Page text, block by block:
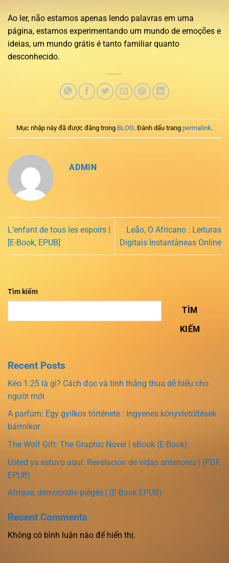
Ao ler, não estamos apenas lendo palavras em uma
página, estamos experimentando um mundo de emoções e
ideias, um mundo grátis é tanto familiar quanto
desconhecido.
Mục nhập này đã được đăng trong BLOG. Đánh dấu trang permalink.
ADMIN
L’enfant de tous les espoirs |
[E-Book, EPUB]
Leão, O Africano : Leituras
Digitais Instantâneas Online
Tìm kiếm
TÌM
KIẾM
Recent Posts
Kèo 1.25 là gì? Cách đọc và tính thắng thua dễ hiểu cho
người mới
A parfüm: Egy gyilkos története : Ingyenes könyvletöltések
bármikor
The Wolf Gift: The Graphic Novel | eBook (E-Book)
Usted ya estuvo aquí: Revelacion de vidas anteriores | (PDF,
EPUB)
Afrique, démocratie piégée | (E-Book EPUB)
Recent Comments
Không có bình luận nào để hiển thị.